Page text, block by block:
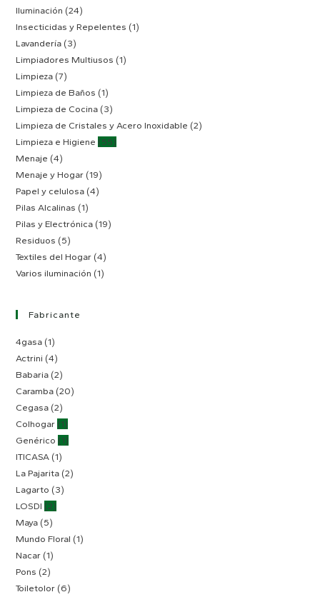
Iluminación (24)
Insecticidas y Repelentes (1)
Lavandería (3)
Limpiadores Multiusos (1)
Limpieza (7)
Limpieza de Baños (1)
Limpieza de Cocina (3)
Limpieza de Cristales y Acero Inoxidable (2)
Limpieza e Higiene (55)
Menaje (4)
Menaje y Hogar (19)
Papel y celulosa (4)
Pilas Alcalinas (1)
Pilas y Electrónica (19)
Residuos (5)
Textiles del Hogar (4)
Varios iluminación (1)
Fabricante
4gasa (1)
Actrini (4)
Babaria (2)
Caramba (20)
Cegasa (2)
Colhogar (1)
Genérico (1)
ITICASA (1)
La Pajarita (2)
Lagarto (3)
LOSDI (2)
Maya (5)
Mundo Floral (1)
Nacar (1)
Pons (2)
Toiletolor (6)